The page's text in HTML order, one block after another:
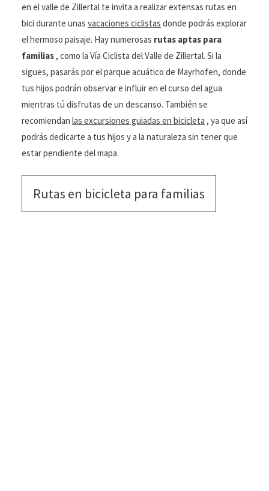
en el valle de Zillertal te invita a realizar extensas rutas en
bici durante unas vacaciones ciclistas donde podrás explorar
el hermoso paisaje. Hay numerosas rutas aptas para
familias, como la Vía Ciclista del Valle de Zillertal. Si la
sigues, pasarás por el parque acuático de Mayrhofen, donde
tus hijos podrán observar e influir en el curso del agua
mientras tú disfrutas de un descanso. También se
recomiendan las excursiones guiadas en bicicleta , ya que así
podrás dedicarte a tus hijos y a la naturaleza sin tener que
estar pendiente del mapa.
Rutas en bicicleta para familias